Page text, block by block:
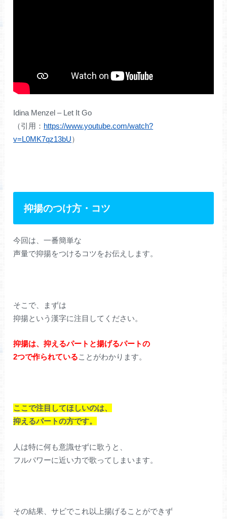
Idina Menzel – Let It Go
（引用： https://www.youtube.com/watch?
v=L0MK7qz13bU）
抑揚のつけ方・コツ
今回は、一番簡単な
声量で抑揚をつけるコツをお伝えします。
そこで、まずは
抑揚という漢字に注目してください。
抑揚は、抑えるパートと揚げるパートの
2つで作られていることがわかります。
ここで注目してほしいのは、
抑えるパートの方です。
人は特に何も意識せずに歌うと、
フルパワーに近い力で歌ってしまいます。
その結果、サビでこれ以上揚げることができず